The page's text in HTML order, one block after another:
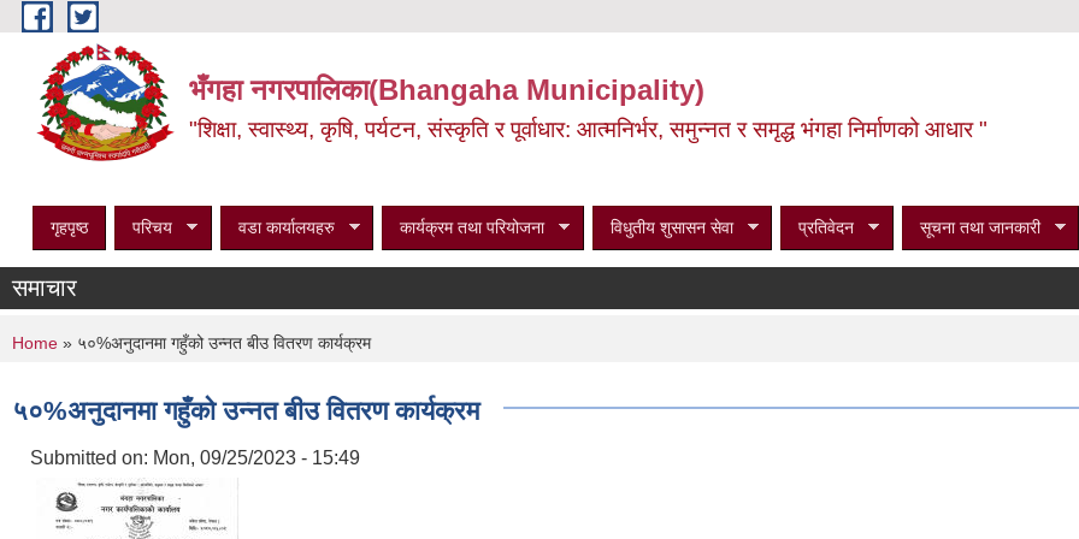
Skip to main content
भँगहा नगरपालिका(Bhangaha Municipality)
"शिक्षा, स्वास्थ्य, कृषि, पर्यटन, संस्कृति र पूर्वाधार: आत्मनिर्भर, समुन्नत र समृद्ध भंगहा निर्माणको आधार "
गृहपृष्ठ परिचय वडा कार्यालयहरु कार्यक्रम तथा परियोजना विधुतीय शुसासन सेवा प्रतिवेदन सूचना तथा जानकारी
समाचार
You are here
Home » ५०%अनुदानमा गहुँको उन्नत बीउ वितरण कार्यक्रम
५०%अनुदानमा गहुँको उन्नत बीउ वितरण कार्यक्रम
Submitted on: Mon, 09/25/2023 - 15:49